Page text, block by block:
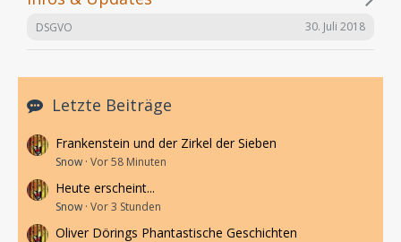
DSGVO 30. Juli 2018
Letzte Beiträge
Frankenstein und der Zirkel der Sieben
Snow Vor 58 Minuten
Heute erscheint...
Snow Vor 3 Stunden
Oliver Dörings Phantastische Geschichten